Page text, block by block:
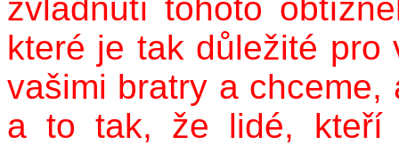
zvládnutí tohoto
které je tak důležité
vašimi bratry a
a to tak, že lidé, kteří